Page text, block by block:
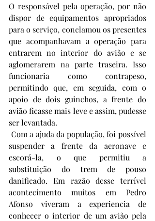
O responsável pela operação, por não
dispor de equipamentos apropriados
para o serviço, conclamou os presentes
que acompanhavam a operação para
entrarem no interior do avião e se
aglomerarem na parte traseira. Isso
funcionaria como contrapeso,
permitindo que, em seguida, com o
apoio de dois guinchos, a frente do
avião ficasse mais leve e assim, pudesse
ser levantada.
Com a ajuda da população, foi possível
suspender a frente da aeronave e
escorá-la, o que permitiu a
substituição do trem de pouso
danificado. Em razão desse terrível
acontecimento muitos em Pedro
Afonso viveram a experiencia de
conhecer o interior de um avião pela